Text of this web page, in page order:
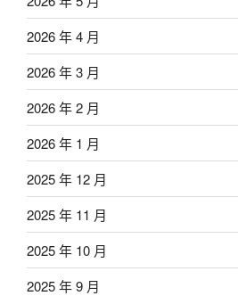
2026 年 4 月
2026 年 3 月
2026 年 2 月
2026 年 1 月
2025 年 12 月
2025 年 11 月
2025 年 10 月
2025 年 9 月